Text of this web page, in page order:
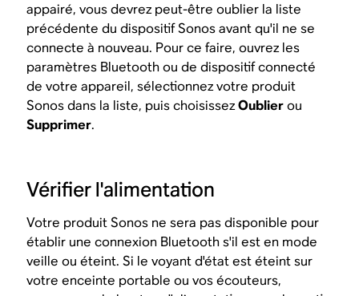
appairé, vous devrez peut-être oublier la liste
précédente du dispositif Sonos avant qu'il ne se
connecte à nouveau. Pour ce faire, ouvrez les
paramètres Bluetooth ou de dispositif connecté
de votre appareil, sélectionnez votre produit
Sonos dans la liste, puis choisissezOublierou
Supprimer.
Vérifier l'alimentation
Votre produit Sonos ne sera pas disponible pour
établir une connexion Bluetooth s'il est en mode
veille ou éteint. Si le voyant d'état est éteint sur
votre enceinte portable ou vos écouteurs,